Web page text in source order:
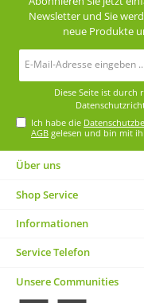
Newsletter und Sie
neue Produkte
Diese Seite ist durch
Ich habe die
AGB gelesen und bin mit
Über uns
Shop Service
Informationen
Service Telefon
Unsere Communities